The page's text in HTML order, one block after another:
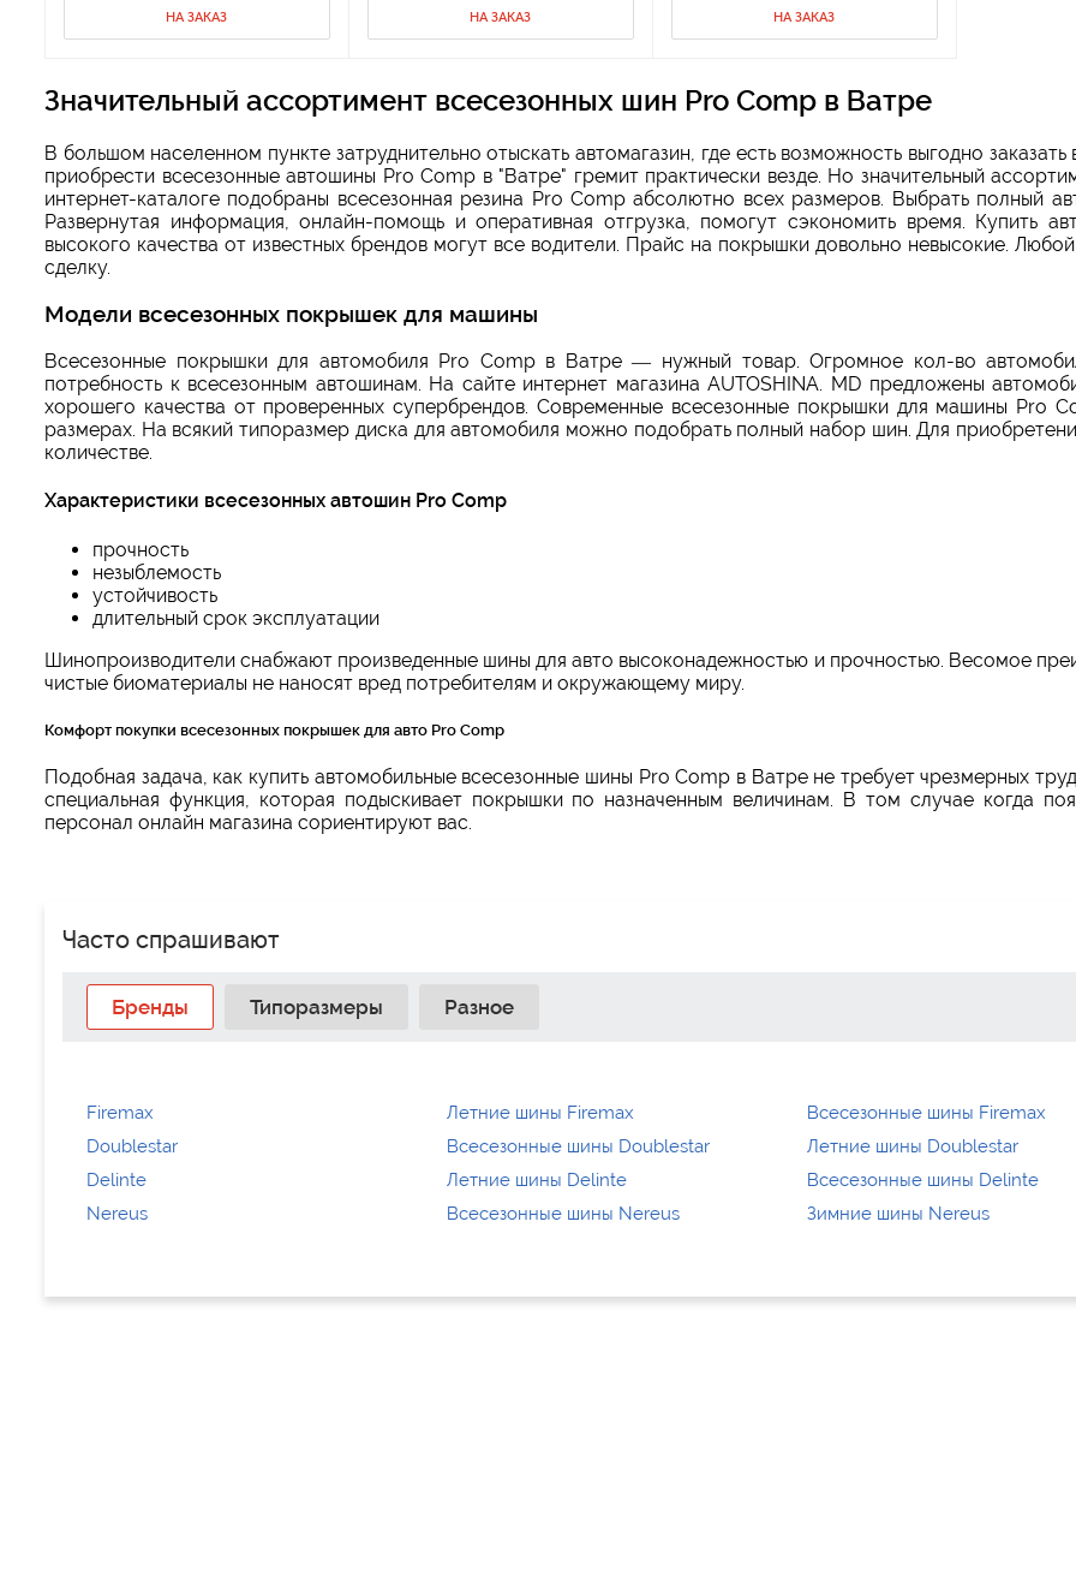
НА ЗАКАЗ НА ЗАКАЗ НА ЗАКАЗ
Значительный ассортимент всесезонных шин Pro Comp в Ватре
В большом населенном пункте затруднительно отыскать автомагазин, где есть возможность выгодно
приобрести всесезонные автошины Pro Comp в "Ватре" гремит практически везде. Но значительный
интернет-каталоге подобраны всесезонная резина Pro Comp абсолютно всех размеров. Выбрать полный
Развернутая информация, онлайн-помощь и оперативная отгрузка, помогут сэкономить время. Купить
высокого качества от известных брендов могут все водители. Прайс на покрышки довольно невысокие.
сделку.
Модели всесезонных покрышек для машины
Всесезонные покрышки для автомобиля Pro Comp в Ватре — нужный товар. Огромное кол-во
потребность к всесезонным автошинам. На сайте интернет магазина AUTOSHINA. MD предложены
хорошего качества от проверенных супербрендов. Современные всесезонные покрышки для машины Pro
размерах. На всякий типоразмер диска для автомобиля можно подобрать полный набор шин. Для
количестве.
Характеристики всесезонных автошин Pro Comp
прочность
незыблемость
устойчивость
длительный срок эксплуатации
Шинопроизводители снабжают произведенные шины для авто высоконадежностью и прочностью. Весомое
чистые биоматериалы не наносят вред потребителям и окружающему миру.
Комфорт покупки всесезонных покрышек для авто Pro Comp
Подобная задача, как купить автомобильные всесезонные шины Pro Comp в Ватре не требует чрезмерных
специальная функция, которая подыскивает покрышки по назначенным величинам. В том случае когда
персонал онлайн магазина сориентируют вас.
Часто спрашивают
Бренды Типоразмеры Разное
Firemax Летние шины Firemax Всесезонные шины Firemax
Doublestar
Всесезонные шины Doublestar Летние шины Doublestar
Delinte
Летние шины Delinte Всесезонные шины Delinte
Nereus
Всесезонные шины Nereus Зимние шины Nereus